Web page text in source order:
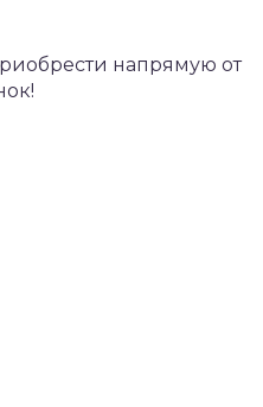
напрямую от